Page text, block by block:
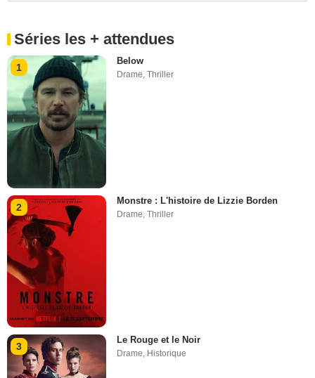
Séries les + attendues
1
Below
Drame,Thriller
2
Monstre : L'histoire de Lizzie Borden
Drame ,Thriller
3
Le Rouge et le Noir
Drame, Historique